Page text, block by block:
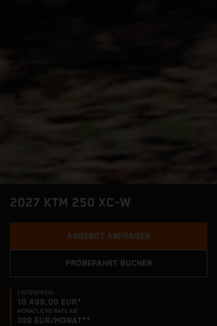
2027 KTM 250 XC-W
LISTENPREIS:
10 499,00 EUR*
MONATLICHE RATE AB:
108 EUR/MONAT**
ANGEBOT ANFRAGEN
PROBEFAHRT BUCHEN